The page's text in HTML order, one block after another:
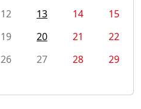
12 13 14
15
19 20 21
22
26 27 28
29